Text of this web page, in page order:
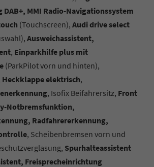
DAB+, MMI Radio-Navigationssystem
(Touchscreen), Audi drive select
Ausweichassistent,
, Einparkhilfe plus mit
(ParkPilot vorn und hinten),
Heckklappe elektrisch,
, Isofix Beifahrersitz, Front
Notbremsfunktion,
Radfahrererkennung,
, Scheibenbremsen vorn und
Spurhalteassistent
Freisprecheinrichtung